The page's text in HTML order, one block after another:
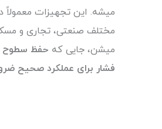
میشه. این تجهیزات معمولاً
مختلف صنعتی، تجاری و
میشن، جایی که حفظ سطوح
فشار برای عملکرد صحیح